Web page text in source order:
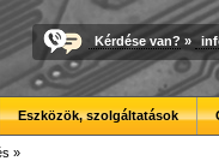
Kérdése van? »
Eszközök, szolgáltatások
»